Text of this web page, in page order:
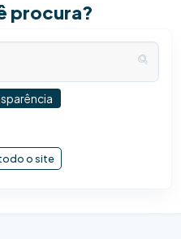
procura?
o site